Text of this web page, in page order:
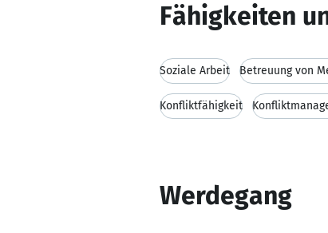
Fähigkeiten
Soziale Arbeit Betreuung von
Konfliktfähigkeit
Werdegang